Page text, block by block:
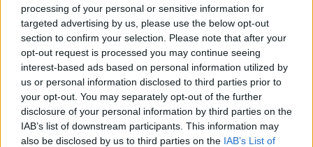
processing of your personal or sensitive information for
targeted advertising by us, please use the below opt-out
section to confirm your selection. Please note that after your
opt-out request is processed you may continue seeing
interest-based ads based on personal information utilized by
us or personal information disclosed to third parties prior to
your opt-out. You may separately opt-out of the further
disclosure of your personal information by third parties on the
IAB’s list of downstream participants. This information may
also be disclosed by us to third parties on the IAB’s List of